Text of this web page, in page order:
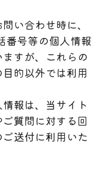
い合わせ時に、
号等の個人情報
すが、これらの
的以外では利用
報は、当サイト
質問に対する回
送付に利用いた